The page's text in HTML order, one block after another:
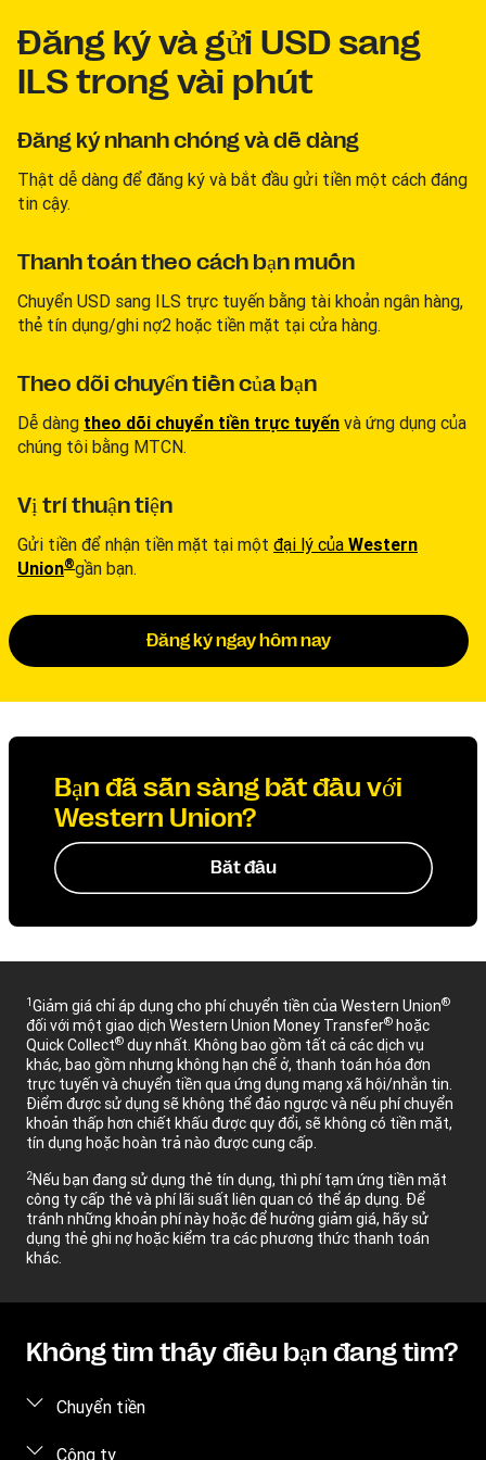
Đăng ký và gửi USD sang
ILS trong vài phút
Đăng ký nhanh chóng và dễ dàng
Thật dễ dàng để đăng ký và bắt đầu gửi tiền một cách đáng
tin cậy.
Thanh toán theo cách bạn muốn
Chuyển USD sang ILS trực tuyến bằng tài khoản ngân hàng,
thẻ tín dụng/ghi nợ2 hoặc tiền mặt tại cửa hàng.
Theo dõi chuyển tiền của bạn
Dễ dàng theo dõi chuyển tiền trực tuyến và ứng dụng của
chúng tôi bằng MTCN.
Vị trí thuận tiện
Gửi tiền để nhận tiền mặt tại một đại lý của Western
Union®gần bạn.
Đăng ký ngay hôm nay
Bạn đã sẵn sàng bắt đầu với
Western Union?
Bắt đầu
1Giảm giá chỉ áp dụng cho phí chuyển tiền của Western Union®
đối với một giao dịch Western Union Money Transfer® hoặc
Quick Collect® duy nhất. Không bao gồm tất cả các dịch vụ
khác, bao gồm nhưng không hạn chế ở, thanh toán hóa đơn
trực tuyến và chuyển tiền qua ứng dụng mạng xã hội/nhắn tin.
Điểm được sử dụng sẽ không thể đảo ngược và nếu phí chuyển
khoản thấp hơn chiết khấu được quy đổi, sẽ không có tiền mặt,
tín dụng hoặc hoàn trả nào được cung cấp.
2Nếu bạn đang sử dụng thẻ tín dụng, thì phí tạm ứng tiền mặt
công ty cấp thẻ và phí lãi suất liên quan có thể áp dụng. Để
tránh những khoản phí này hoặc để hưởng giảm giá, hãy sử
dụng thẻ ghi nợ hoặc kiểm tra các phương thức thanh toán
khác.
Không tìm thấy điều bạn đang tìm?
Chuyển tiền
Gửi tiền
Công ty